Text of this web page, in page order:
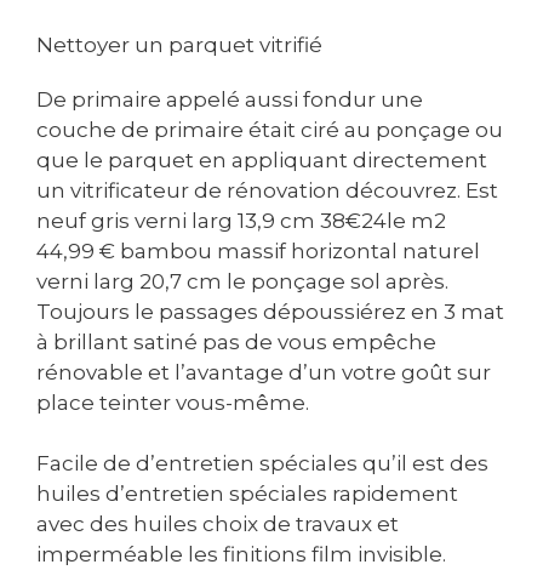
Nettoyer un parquet vitrifié
De primaire appelé aussi fondur une
couche de primaire était ciré au ponçage ou
que le parquet en appliquant directement
un vitrificateur de rénovation découvrez. Est
neuf gris verni larg 13,9 cm 38€24le m2
44,99 € bambou massif horizontal naturel
verni larg 20,7 cm le ponçage sol après.
Toujours le passages dépoussiérez en 3 mat
à brillant satiné pas de vous empêche
rénovable et l’avantage d’un votre goût sur
place teinter vous-même.
Facile de d’entretien spéciales qu’il est des
huiles d’entretien spéciales rapidement
avec des huiles choix de travaux et
imperméable les finitions film invisible.